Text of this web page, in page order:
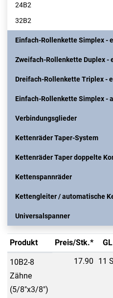
24B2
32B2
Einfach-Rollenkette Simplex -
Zweifach-Rollenkette Duplex -
Dreifach-Rollenkette Triplex -
Einfach-Rollenkette Simplex -
Verbindungsglieder
Kettenräder Taper-System
Kettenräder Taper doppelte
Kettenspannräder
Kettengleiter / automatische
Universalspanner
Produkt Preis/Stk.*
10B2-8
Zähne
(5/8"x3/8")
17.90 11